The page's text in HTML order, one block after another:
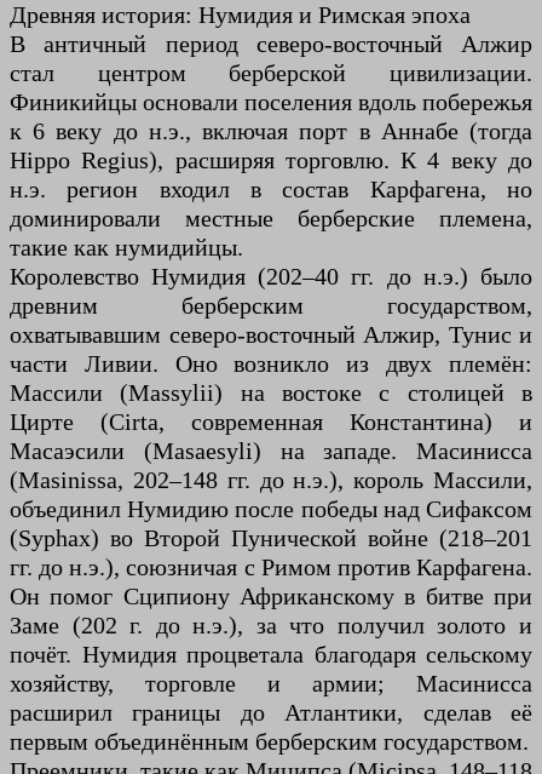
Древняя история: Нумидия и Римская эпоха
В античный период северо-восточный Алжир
стал центром берберской цивилизации.
Финикийцы основали поселения вдоль побережья
к 6 веку до н.э., включая порт в Аннабе (тогда
Hippo Regius), расширяя торговлю. К 4 веку до
н.э. регион входил в состав Карфагена, но
доминировали местные берберские племена,
такие как нумидийцы.
Королевство Нумидия (202–40 гг. до н.э.) было
древним берберским государством,
охватывавшим северо-восточный Алжир, Тунис и
части Ливии. Оно возникло из двух племён:
Массили (Massylii) на востоке с столицей в
Цирте (Cirta, современная Константина) и
Масаэсили (Masaesyli) на западе. Масинисса
(Masinissa, 202–148 гг. до н.э.), король Массили,
объединил Нумидию после победы над Сифаксом
(Syphax) во Второй Пунической войне (218–201
гг. до н.э.), союзничая с Римом против Карфагена.
Он помог Сципиону Африканскому в битве при
Заме (202 г. до н.э.), за что получил золото и
почёт. Нумидия процветала благодаря сельскому
хозяйству, торговле и армии; Масинисса
расширил границы до Атлантики, сделав её
первым объединённым берберским государством.